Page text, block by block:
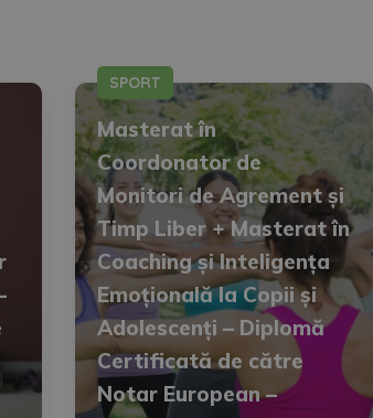
SPORT
Masterat în
Coordonator de
Monitori de Agrement și
Timp Liber + Masterat în
Coaching și Inteligența
Emoțională la Copii și
Adolescenți – Diplomă
Certificată de către
Notar European –